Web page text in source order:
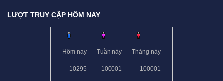
LƯỢT TRUY CẬP HÔM NAY
Hôm nay
10295
Tuần này
100001
Tháng này
100001